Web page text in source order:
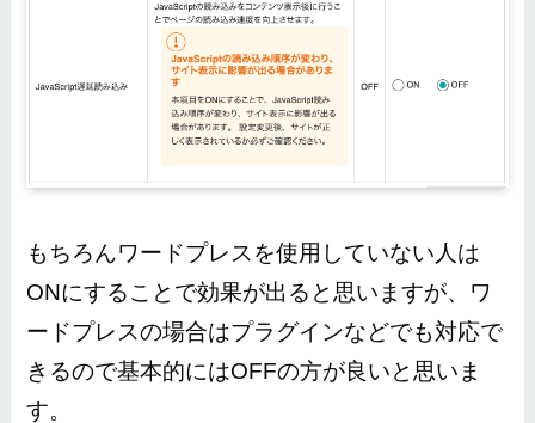
もちろんワードプレスを使用していない人は
ONにすることで効果が出ると思いますが、ワ
ードプレスの場合はプラグインなどでも対応で
きるので基本的にはOFFの方が良いと思いま
す。